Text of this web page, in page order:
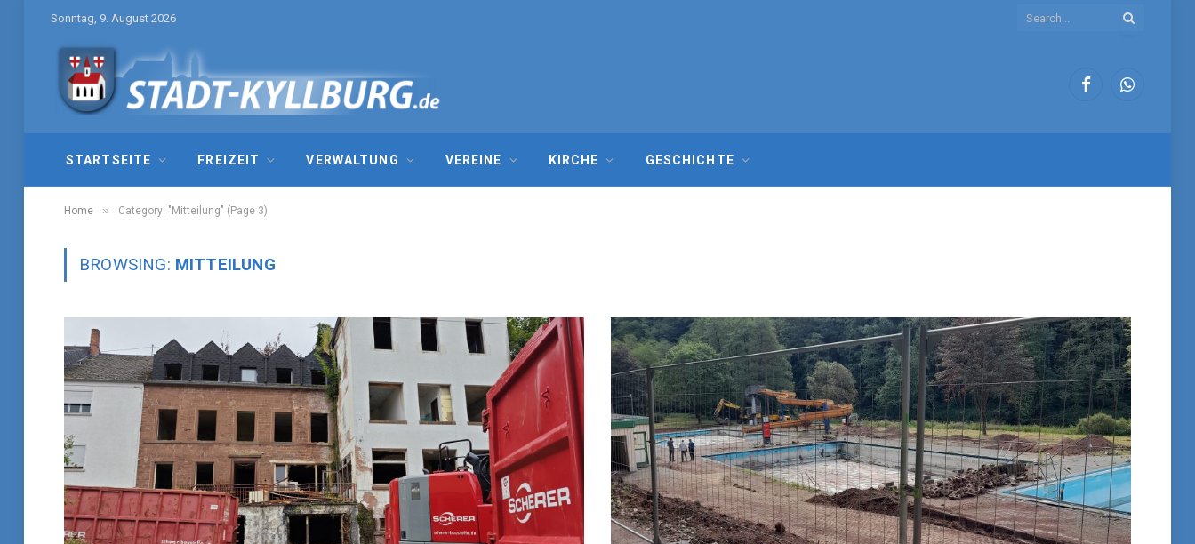
Sonntag, 9. August 2026
FacebookWhatsApp
STARTSEITE FREIZEIT VERWALTUNG VEREINE KIRCHE GESCHICHTE
Home » Category: "Mitteilung" (Page 3)
BROWSING: MITTEILUNG